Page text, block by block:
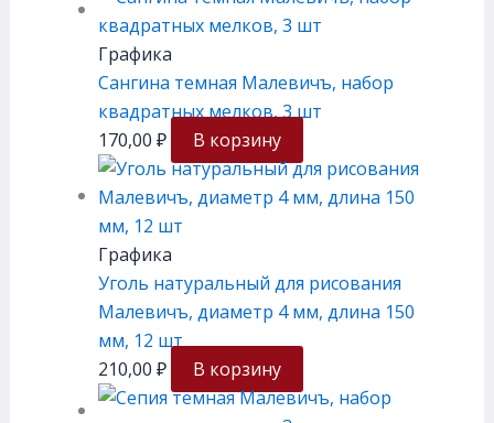
Графика
Сангина темная Малевичъ, набор
квадратных мелков, 3 шт
170,00 ₽ В корзину
Графика
Уголь натуральный для рисования
Малевичъ, диаметр 4 мм, длина 150
мм, 12 шт
210,00 ₽ В корзину